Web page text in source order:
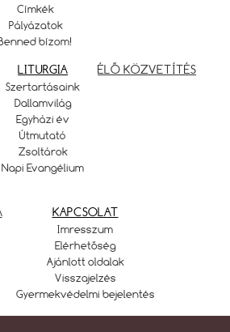
Címkék
Pályázatok
bízom!
LITURGIA
Szertartásaink
Dallamvilág
Egyházi év
Útmutató
Zsoltárok
Napi Evangélium
ÉLŐ KÖZVETÍTÉS
KAPCSOLAT
Imresszum
Elérhetőség
Ajánlott oldalak
Visszajelzés
Gyermekvédelmi bejelentés